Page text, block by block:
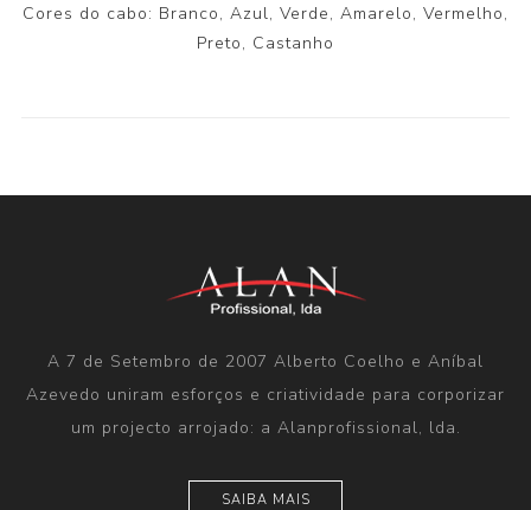
Cores do cabo: Branco, Azul, Verde, Amarelo, Vermelho,
Preto, Castanho
A 7 de Setembro de 2007 Alberto Coelho e Aníbal
Azevedo uniram esforços e criatividade para corporizar
um projecto arrojado: a Alanprofissional, lda.
SAIBA MAIS